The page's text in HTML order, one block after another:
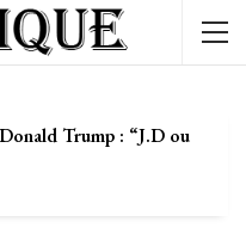
Trump : “J.D ou